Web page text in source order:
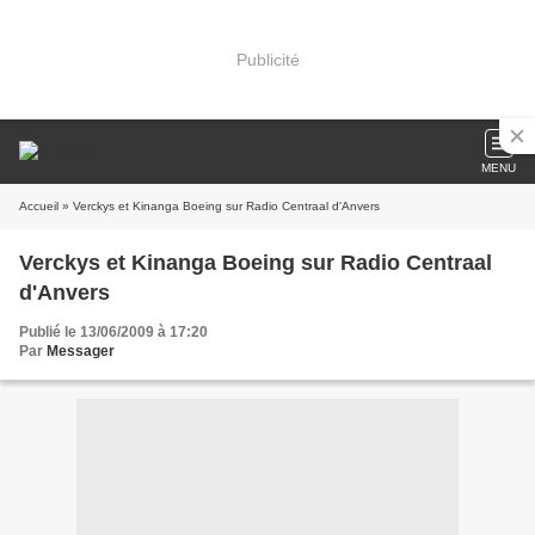
Publicité
MENU
Accueil » Verckys et Kinanga Boeing sur Radio Centraal d'Anvers
Verckys et Kinanga Boeing sur Radio Centraal
d'Anvers
Publié le 13/06/2009 à 17:20
Par Messager